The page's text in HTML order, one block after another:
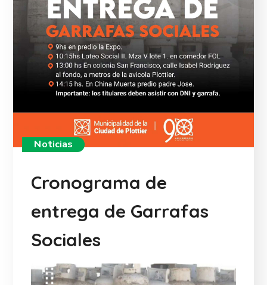
Noticias
Cronograma de
entrega de Garrafas
Sociales